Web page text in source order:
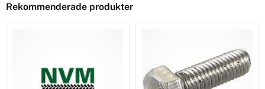
Rekommenderade produkter